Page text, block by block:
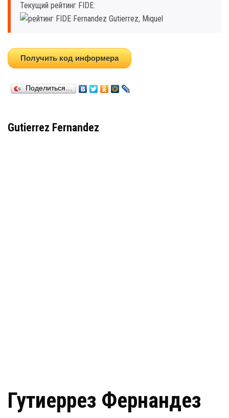
Текущий рейтинг FIDE:
Получить код информера
Поделиться…
Gutierrez Fernandez
Гутиеррез Фернандез